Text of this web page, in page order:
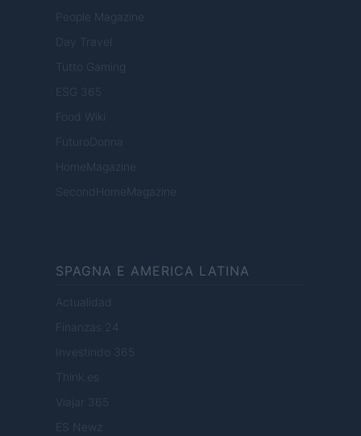
People Magazine
Day Travel
Tutto Gaming
ESG 365
Food Wiki
FuturoDonna
HomeMagazine
SecondHomeMagazine
SPAGNA E AMERICA LATINA
Actualidad
Finanzas 24
Investindo 365
Think.es
Viajar 365
ES Newz